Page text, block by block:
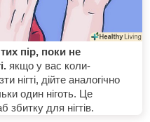
пір, поки не
якщо у вас коли-
нігті, дійте аналогічно
один ніготь. Це
для нігтів.